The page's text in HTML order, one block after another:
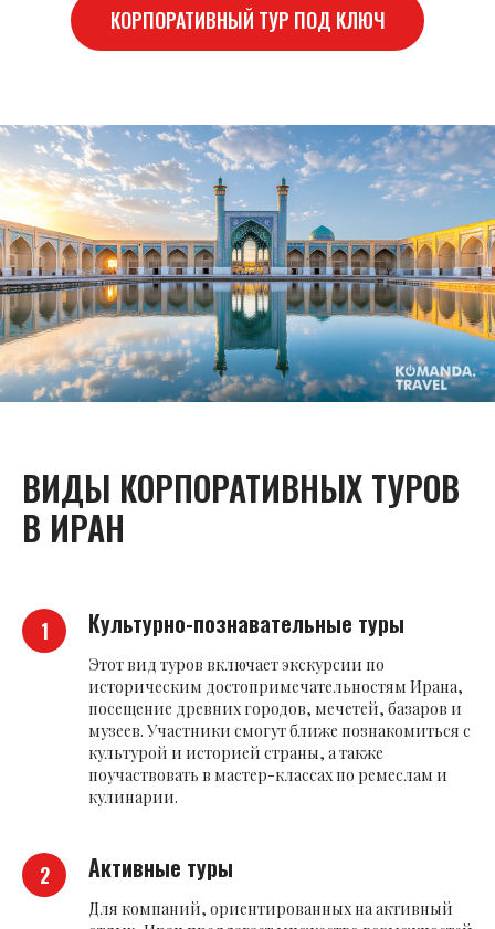
КОРПОРАТИВНЫЙ ТУР ПОД КЛЮЧ
ВИДЫ КОРПОРАТИВНЫХ ТУРОВ
В ИРАН
Культурно-познавательные туры
Этот вид туров включает экскурсии по
историческим достопримечательностям Ирана,
посещение древних городов, мечетей, базаров и
музеев. Участники смогут ближе познакомиться с
культурой и историей страны, а также
поучаствовать в мастер-классах по ремеслам и
кулинарии.
Активные туры
Для компаний, ориентированных на активный